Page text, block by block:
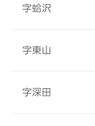
字蛤沢
字東山
字深田